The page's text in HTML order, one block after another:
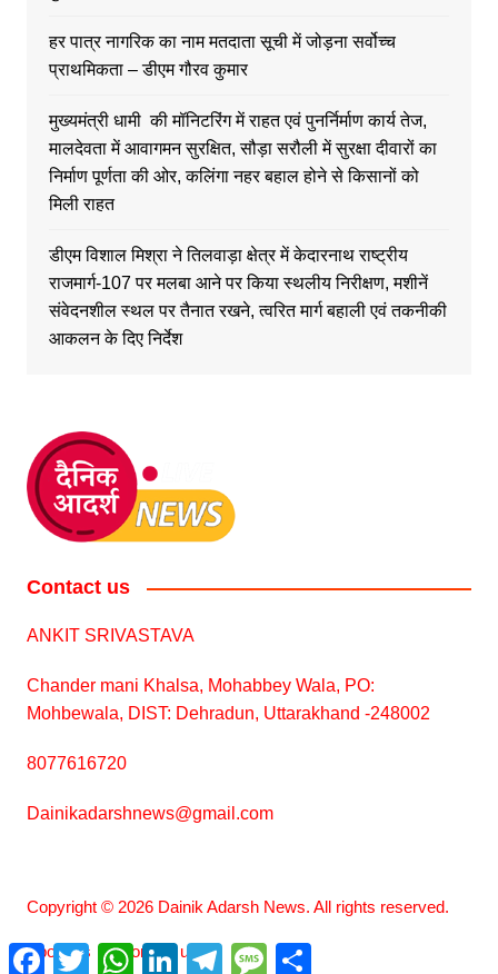
हर पात्र नागरिक का नाम मतदाता सूची में जोड़ना सर्वोच्च
प्राथमिकता – डीएम गौरव कुमार
मुख्यमंत्री धामी की मॉनिटरिंग में राहत एवं पुनर्निर्माण कार्य तेज,
मालदेवता में आवागमन सुरक्षित, सौड़ा सरौली में सुरक्षा दीवारों का
निर्माण पूर्णता की ओर, कलिंगा नहर बहाल होने से किसानों को
मिली राहत
डीएम विशाल मिश्रा ने तिलवाड़ा क्षेत्र में केदारनाथ राष्ट्रीय
राजमार्ग-107 पर मलबा आने पर किया स्थलीय निरीक्षण, मशीनें
संवेदनशील स्थल पर तैनात रखने, त्वरित मार्ग बहाली एवं तकनीकी
आकलन के दिए निर्देश
Contact us
ANKIT SRIVASTAVA
Chander mani Khalsa, Mohabbey Wala, PO:
Mohbewala, DIST: Dehradun, Uttarakhand -248002
8077616720
Dainikadarshnews@gmail.com
Copyright © 2026 Dainik Adarsh News. All rights reserved.
About us Contact us
F
T
W
L
T
M